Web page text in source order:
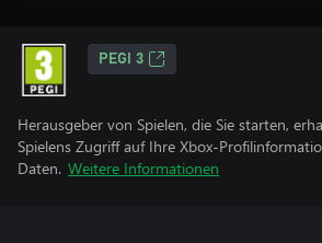
PEGI 3
Herausgeber von Spielen, die Sie starten,
Spielens Zugriff auf Ihre Xbox-
Daten. Weitere Informationen